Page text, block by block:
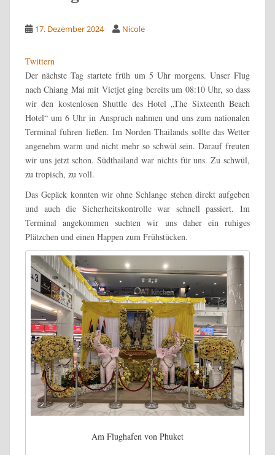
17. Dezember 2024 Nicole
Twittern
Der nächste Tag startete früh um 5 Uhr morgens. Unser Flug
nach Chiang Mai mit Vietjet ging bereits um 08:10 Uhr, so dass
wir den kostenlosen Shuttle des Hotel „The Sixteenth Beach
Hotel“ um 6 Uhr in Anspruch nahmen und uns zum nationalen
Terminal fuhren ließen. Im Norden Thailands sollte das Wetter
angenehm warm und nicht mehr so schwül sein. Darauf freuten
wir uns jetzt schon. Südthailand war nichts für uns. Zu schwül,
zu tropisch, zu voll.
Das Gepäck konnten wir ohne Schlange stehen direkt aufgeben
und auch die Sicherheitskontrolle war schnell passiert. Im
Terminal angekommen suchten wir uns daher ein ruhiges
Plätzchen und einen Happen zum Frühstücken.
Am Flughafen von Phuket